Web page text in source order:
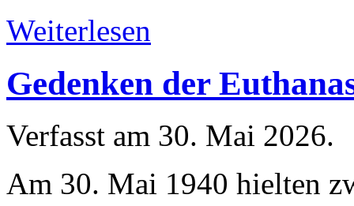
Weiterlesen
Gedenken der
Verfasst am 30. Mai 2026.
Am 30. Mai 1940 hielten